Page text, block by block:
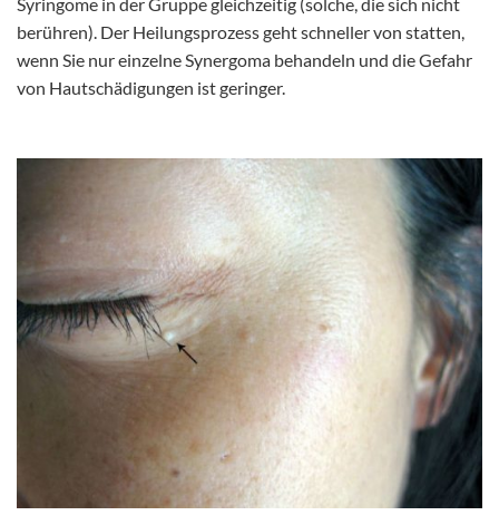
berühren). Der Heilungsprozess geht schneller von statten,
wenn Sie nur einzelne Synergoma behandeln und die Gefahr
von Hautschädigungen ist geringer.